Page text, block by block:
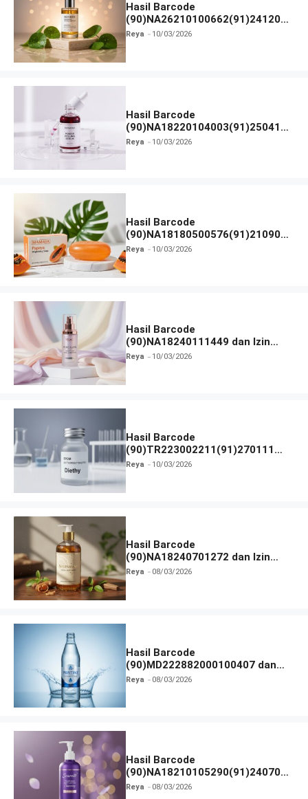
Hasil Barcode
(90)NA26210100662(91)241203
dan Izin BPOM
Reya 10/03/2026
Hasil Barcode
(90)NA18220104003(91)250418
dan Izin BPOM
Reya 10/03/2026
Hasil Barcode
(90)NA18180500576(91)210906
dan Izin BPOM
Reya 10/03/2026
Hasil Barcode
(90)NA18240111449 dan Izin
BPOM
Reya 10/03/2026
Hasil Barcode
(90)TR223002211(91)270111
dan Izin BPOM
Reya 10/03/2026
Hasil Barcode
(90)NA18240701272 dan Izin
BPOM
Reya 08/03/2026
Hasil Barcode
(90)MD222882000100407 dan
Izin BPOM
Reya 08/03/2026
Hasil Barcode
(90)NA18210105290(91)240703
dan Izin BPOM
Reya 08/03/2026